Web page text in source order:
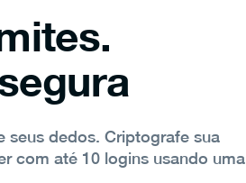
seus dedos. Criptografe sua
com até 10 logins usando uma